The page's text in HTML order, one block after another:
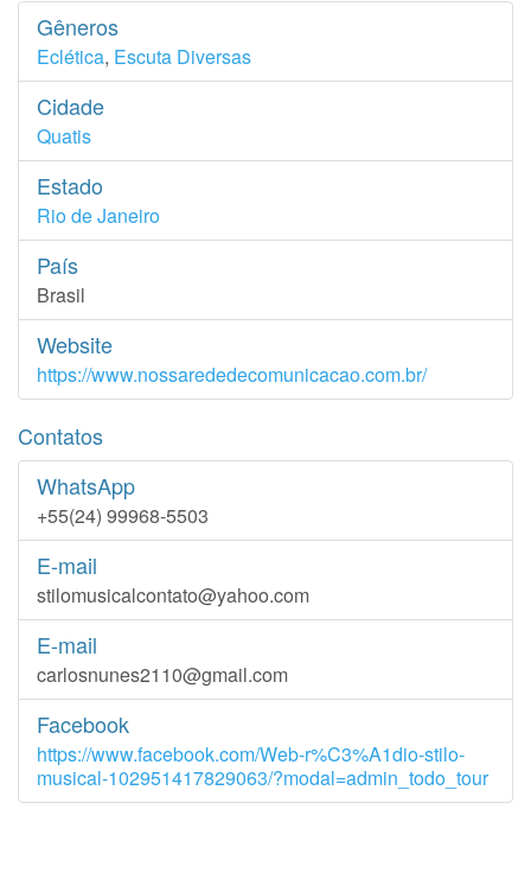
Gêneros
Eclética, Escuta Diversas
Cidade
Quatis
Estado
Rio de Janeiro
País
Brasil
Website
https://www.nossarededecomunicacao.com.br/
Contatos
WhatsApp
+55(24) 99968-5503
E-mail
stilomusicalcontato@yahoo.com
E-mail
carlosnunes2110@gmail.com
Facebook
https://www.facebook.com/Web-r%C3%A1dio-stilo-
musical-102951417829063/?modal=admin_todo_tour